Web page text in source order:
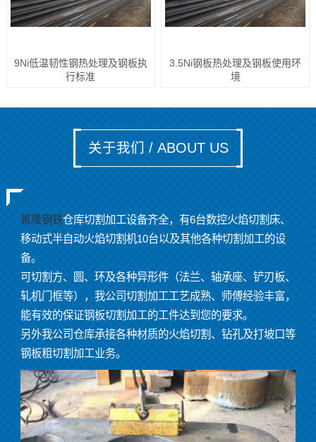
9Ni低温韧性钢热处理及钢板执
行标准
3.5Ni钢板热处理及钢板使用环
境
关于我们 / ABOUT US
景隆钢铁仓库切割加工设备齐全，有6台数控火焰切割床、
移动式半自动火焰切割机10台以及其他各种切割加工的设
备。
可切割方、圆、环及各种异形件（法兰、轴承座、铲刃板、
轧机门框等），我公司切割加工工艺成熟、师傅经验丰富，
能有效的保证钢板切割加工的工件达到您的要求。
另外我公司仓库承接各种材质的火焰切割、钻孔及打坡口等
钢板粗切割加工业务。